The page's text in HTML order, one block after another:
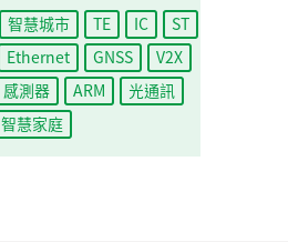
智慧城市 TE IC
ST
Ethernet GNSS
V2X
感測器 ARM
光通訊
智慧家庭